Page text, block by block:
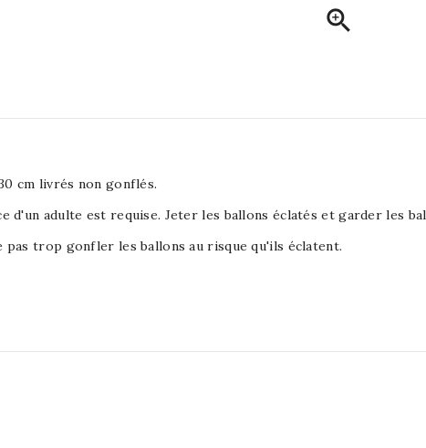

cm livrés non gonflés.
d'un adulte est requise. Jeter les ballons éclatés et garder les
pas trop gonfler les ballons au risque qu'ils éclatent.